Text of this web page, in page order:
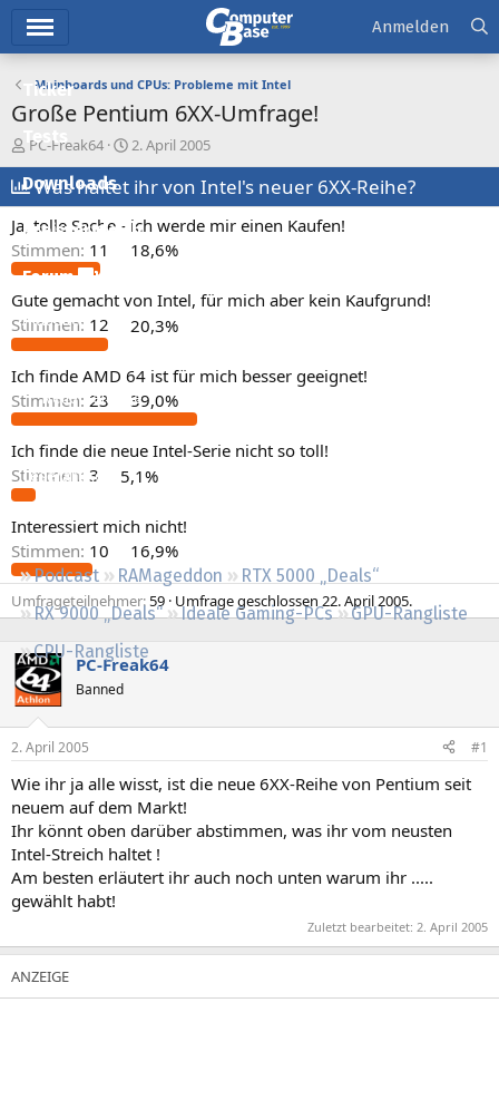
Ticker
Tests
Downloads
Preisvergleich
Forum
Aktuelles
Neue Beiträge
Leserartikel
Podcast RAMageddon
RTX 5000 „Deals“
RX 9000 „Deals“
Ideale Gaming-PCs
GPU-Rangliste
CPU-Rangliste
Anmelden
Mainboards und CPUs: Probleme mit Intel
Große Pentium 6XX-Umfrage!
E
r
s
t
e
l
l
r
PC-Freak64
E
r
s
t
e
l
a
m
2. April 2005
Was haltet ihr von Intel's neuer 6XX-Reihe?
Ja, tolle Sache - ich werde mir einen Kaufen!
Stimmen: 11 18,6%
Gute gemacht von Intel, für mich aber kein Kaufgrund!
Stimmen: 12 20,3%
Ich finde AMD 64 ist für mich besser geeignet!
Stimmen: 23 39,0%
Ich finde die neue Intel-Serie nicht so toll!
Stimmen: 3 5,1%
Interessiert mich nicht!
Stimmen: 10 16,9%
Umfrageteilnehmer 59 Umfrage geschlossen 22. April 2005.
PC-Freak64
Banned
2. April 2005 #1
Wie ihr ja alle wisst, ist die neue 6XX-Reihe von Pentium seit
neuem auf dem Markt!
Ihr könnt oben darüber abstimmen, was ihr vom neusten
Intel-Streich haltet !
Am besten erläutert ihr auch noch unten warum ihr .....
gewählt habt!
Zuletzt bearbeitet: 2. April 2005